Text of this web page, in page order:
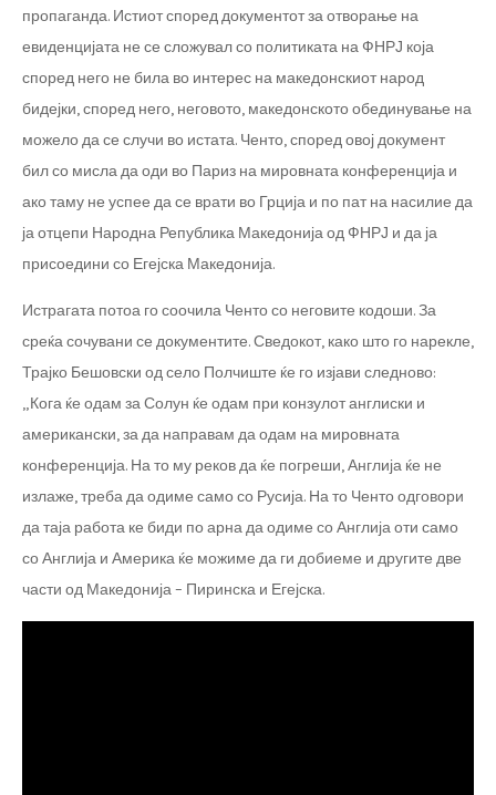
пропаганда. Истиот според документот за отворање на
евиденцијата не се сложувал со политиката на ФНРЈ која
според него не била во интерес на македонскиот народ
бидејки, според него, неговото, македонското обединување на
можело да се случи во истата. Ченто, според овој документ
бил со мисла да оди во Париз на мировната конференција и
ако таму не успее да се врати во Грција и по пат на насилие да
ја отцепи Народна Република Македонија од ФНРЈ и да ја
присоедини со Егејска Македонија.
Истрагата потоа го соочила Ченто со неговите кодоши. За
среќа сочувани се документите. Сведокот, како што го нарекле,
Трајко Бешовски од село Полчиште ќе го изјави следново:
„Кога ќе одам за Солун ќе одам при конзулот англиски и
американски, за да направам да одам на мировната
конференција. На то му реков да ќе погреши, Англија ќе не
излаже, треба да одиме само со Русија. На то Ченто одговори
да таја работа ке биди по арна да одиме со Англија оти само
со Англија и Америка ќе можиме да ги добиеме и другите две
части од Македонија – Пиринска и Егејска.